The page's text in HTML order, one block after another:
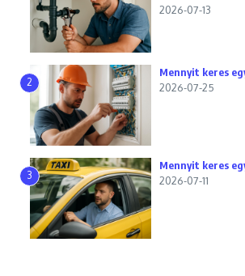
2026-07-13
2
Mennyit keres
2026-07-25
3
Mennyit keres
2026-07-11